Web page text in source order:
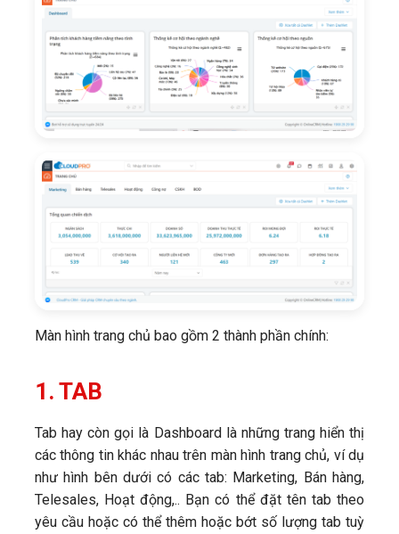
Màn hình trang chủ bao gồm 2 thành phần chính:
1. TAB
Tab hay còn gọi là Dashboard là những trang hiển thị
các thông tin khác nhau trên màn hình trang chủ, ví dụ
như hình bên dưới có các tab: Marketing, Bán hàng,
Telesales, Hoạt động,.. Bạn có thể đặt tên tab theo
yêu cầu hoặc có thể thêm hoặc bớt số lượng tab tuỳ